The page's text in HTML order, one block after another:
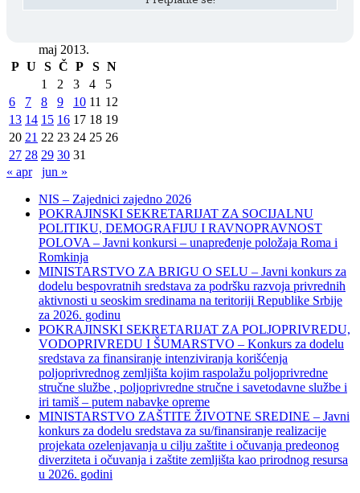
maj 2013.
P U S Č P S N
1
2 3 4
5
6
7 8 9 10 11 12
13 14 15 16 17 18 19
20 21 22 23 24 25 26
27 28 29 30 31
« apr
jun »
NIS – Zajednici zajedno 2026
POKRAJINSKI SEKRETARIJAT ZA SOCIJALNU
POLITIKU, DEMOGRAFIJU I RAVNOPRAVNOST
POLOVA – Javni konkursi – unapređenje položaja Roma i
Romkinja
MINISTARSTVO ZA BRIGU O SELU – Javni konkurs za
dodelu bespovratnih sredstava za podršku razvoja privrednih
aktivnosti u seoskim sredinama na teritoriji Republike Srbije
za 2026. godinu
POKRAJINSKI SEKRETARIJAT ZA POLJOPRIVREDU,
VODOPRIVREDU I ŠUMARSTVO – Konkurs za dodelu
sredstava za finansiranje intenziviranja korišćenja
poljoprivrednog zemljišta kojim raspolažu poljoprivredne
stručne službe , poljoprivredne stručne i savetodavne službe i
iri tamiš ‒ putem nabavke opreme
MINISTARSTVO ZAŠTITE ŽIVOTNE SREDINE – Javni
konkurs za dodelu sredstava za su/finansiranje realizacije
projekata ozelenjavanja u cilju zaštite i očuvanja predeonog
diverziteta i očuvanja i zaštite zemljišta kao prirodnog resursa
u 2026. godini